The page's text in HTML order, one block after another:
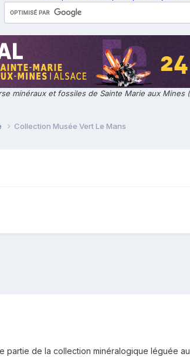
minéraux et fossiles de Sainte Marie aux Mines
Collection Musée Vert Le Mans
partie de la collection minéralogique léguée